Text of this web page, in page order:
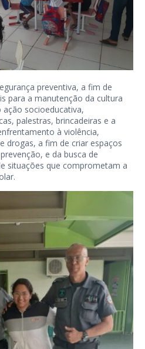
preventiva, a fim de
para a manutenção da cultura
socioeducativa,
palestras, brincadeiras e a
à violência,
drogas, a fim de criar espaços
e da busca de
situações que comprometam a